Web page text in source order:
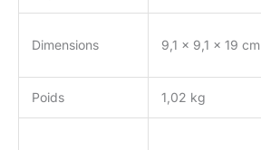
Dimensions 9,1 x 9,1 x 19 cm
Poids 1,02 kg